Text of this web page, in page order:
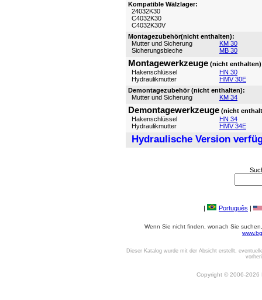
Kompatible Wälzlager:
24032K30
C4032K30
C4032K30V
Montagezubehör(nicht enthalten):
Mutter und Sicherung
KM 30
Sicherungsbleche
MB 30
Montagewerkzeuge (nicht
Hakenschlüssel
HN 30
Hydraulikmutter
HMV 30E
Demontagezubehör (nicht enthalten):
Mutter und Sicherung
KM 34
Demontagewerkzeuge (nicht
Hakenschlüssel
HN 34
Hydraulikmutter
HMV 34E
Hydraulische Version
| Português |
Wenn Sie nicht finden, wonach Sie
Dieser Katalog wurde mit der Absicht erstellt,
Copyright © 2006-2026